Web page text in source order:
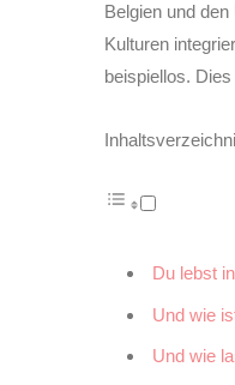
Belgien und
Kulturen
beispiellos.
Du lebst
Und wie
Und wie